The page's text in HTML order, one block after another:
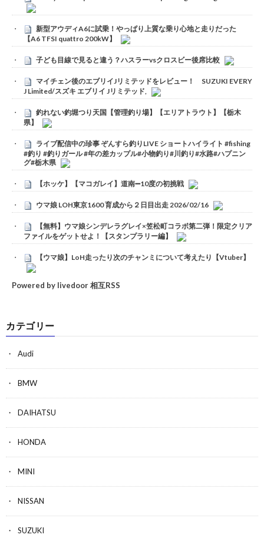
新型アウディA6に試乗！やっぱり上質な乗り心地と走りだった
【A6 TFSI quattro 200kW】
子ども目線で見ると違う？ハスラーvsクロスビー後席比較
マイチェン後のエブリイJリミテッドをレビュー！ SUZUKI EVERY
J Limited/スズキ エブリイ Jリミテッド,
釣れない釣堀つり天国【管理釣り場】【エリアトラウト】【栃木
県】
ライブ配信中の珍事 ぞんすら釣りLIVE ショートハイライト #fishing
#釣り #釣りガール #年の差カップル#小物釣り#川釣り#水路#ハプニン
グ#栃木県
【ホッケ】【マコガレイ】道南➖10度の初挑戦
ウマ娘 LOH東京1600 育成から２日目出走 2026/02/16
【無料】ウマ娘シンデレラグレイ×笠松町コラボ第二弾！限定クリア
ファイルをゲットせよ！【スタンプラリー編】
【ウマ娘】LoH走ったり次のチャンミについて考えたり【Vtuber】
Powered by livedoor 相互RSS
カテゴリー
Audi
BMW
DAIHATSU
HONDA
MINI
NISSAN
SUZUKI